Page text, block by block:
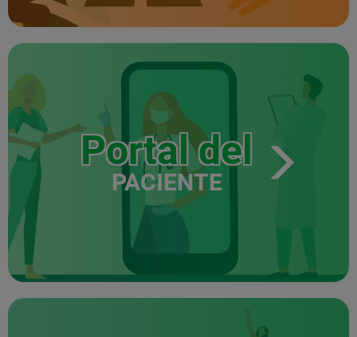
Portal del
PACIENTE